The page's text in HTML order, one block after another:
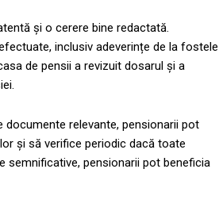
și o cerere bine redactată.
inclusiv adeverințe de la fostele
de pensii a revizuit dosarul și a
relevante, pensionarii pot
și să verifice periodic dacă toate
semnificative, pensionarii pot beneficia